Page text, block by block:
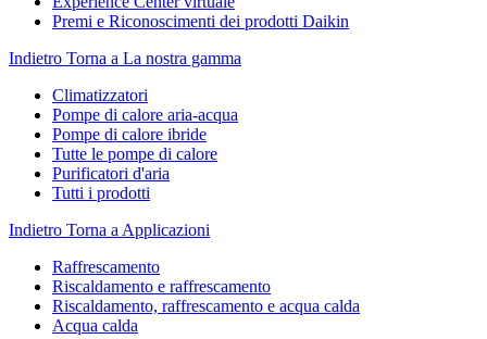
Premi e Riconoscimenti dei prodotti Daikin
Indietro Torna a La nostra gamma
Climatizzatori
Pompe di calore aria-acqua
Pompe di calore ibride
Tutte le pompe di calore
Purificatori d'aria
Tutti i prodotti
Indietro Torna a Applicazioni
Raffrescamento
Riscaldamento e raffrescamento
Riscaldamento, raffrescamento e acqua calda
Acqua calda